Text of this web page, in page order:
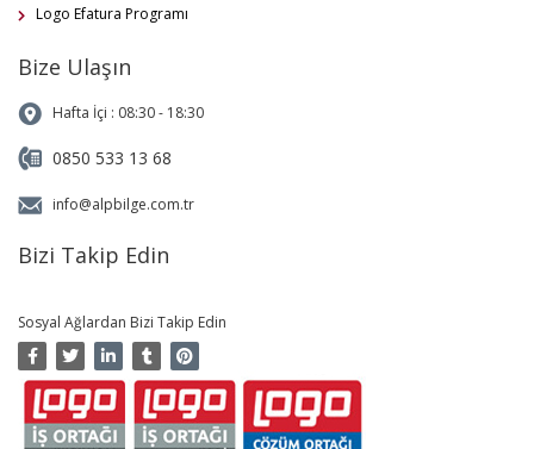
Logo Efatura Programı
Bize Ulaşın
Hafta İçi : 08:30 - 18:30
0850 533 13 68
info@alpbilge.com.tr
Bizi Takip Edin
Sosyal Ağlardan Bizi Takip Edin